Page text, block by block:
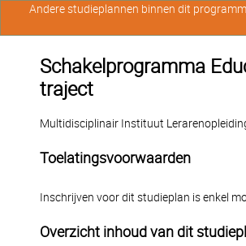
Schakelprogramma
traject
Multidisciplinair Instituut
Toelatingsvoorwaarden
Inschrijven voor dit studieplan is enkel
Overzicht inhoud van dit
Andere studieplannen binnen dit